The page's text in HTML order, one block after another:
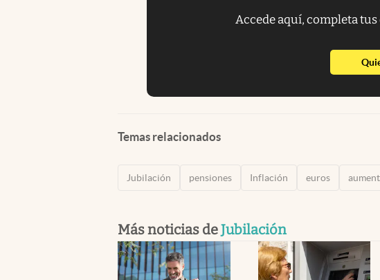
Accede aquí, completa
Temas relacionados
Jubilación pensiones Inflación euros
Más noticias deJubilación